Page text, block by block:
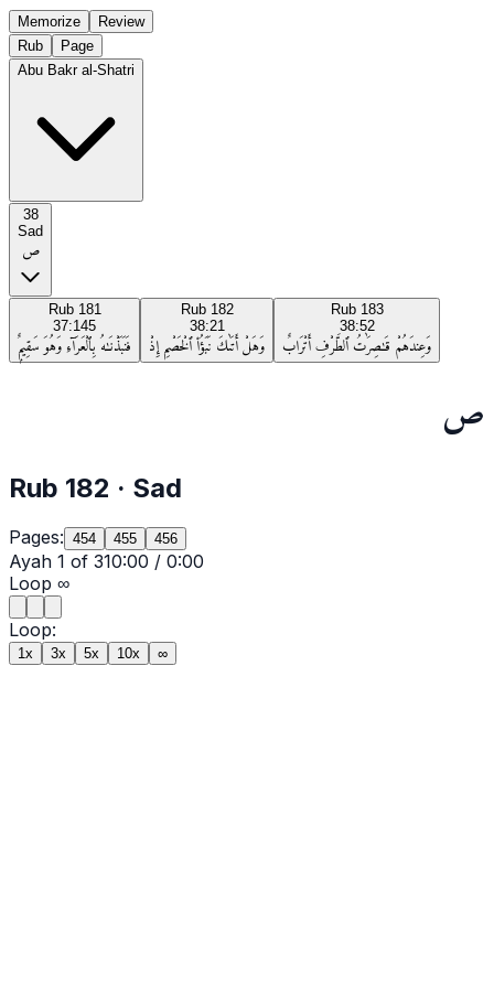
Memorize
Review
Rub
Page
Abu Bakr al-Shatri
38
Sad
ص
Rub 181
37:145
فَنَبَذْنَـٰهُ بِٱلْعَرَآءِ وَهُوَ سَقِيمٌۭ
Rub 182
38:21
وَهَلْ أَتَىٰكَ نَبَؤُا۟ ٱلْخَصْمِ إِذْ
Rub 183
38:52
وَعِندَهُمْ قَـٰصِرَٰتُ ٱلطَّرْفِ أَتْرَابٌ
ص
Rub 182 · Sad
Pages: 454 455 456
Ayah 1 of 310:00 / 0:00
Loop ∞
Loop:
1x 3x 5x 10x ∞